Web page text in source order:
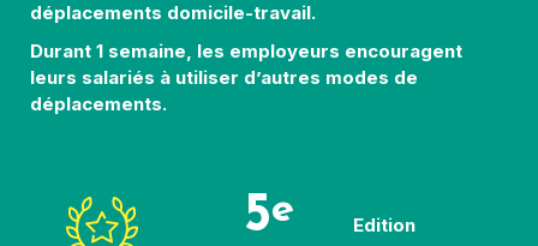
déplacements domicile-travail.
Durant 1 semaine, les employeurs encouragent
leurs salariés à utiliser d’autres modes de
déplacements.
5e Edition